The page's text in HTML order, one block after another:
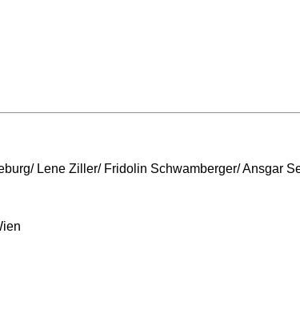
Lene Ziller/ Fridolin Schwamberger/ Ansgar